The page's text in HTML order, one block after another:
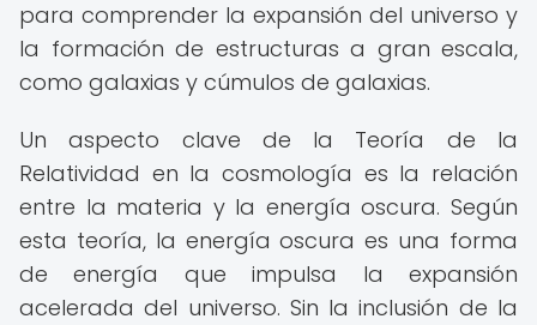
para comprender la expansión del universo y
la formación de estructuras a gran escala,
como galaxias y cúmulos de galaxias.
Un aspecto clave de la Teoría de la
Relatividad en la cosmología es la relación
entre la materia y la energía oscura. Según
esta teoría, la energía oscura es una forma
de energía que impulsa la expansión
acelerada del universo. Sin la inclusión de la